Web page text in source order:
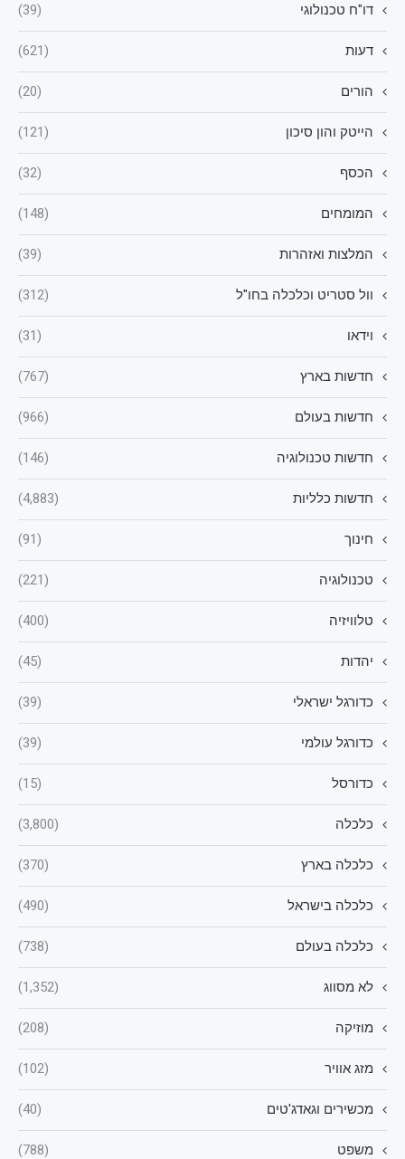
דו"ח טכנולוגי (39)
דעות (621)
הורים (20)
הייטק והון סיכון (121)
הכסף (32)
המומחים (148)
המלצות ואזהרות (39)
וול סטריט וכלכלה בחו"ל (312)
וידאו (31)
חדשות בארץ (767)
חדשות בעולם (966)
חדשות טכנולוגיה (146)
חדשות כלליות (4,883)
חינוך (91)
טכנולוגיה (221)
טלוויזיה (400)
יהדות (45)
כדורגל ישראלי (39)
כדורגל עולמי (39)
כדורסל (15)
כלכלה (3,800)
כלכלה בארץ (370)
כלכלה בישראל (490)
כלכלה בעולם (738)
לא מסווג (1,352)
מוזיקה (208)
מזג אוויר (102)
מכשירים וגאדג'טים (40)
משפט (788)